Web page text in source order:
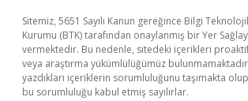
Sitemiz, 5651 Sayılı Kanun gereğince Bilgi
Kurumu (BTK) tarafından onaylanmış bir Yer
vermektedir. Bu nedenle, sitedeki içerikleri
veya araştırma yükümlülüğümüz
yazdıkları içeriklerin sorumluluğunu taşımakta
bu sorumluluğu kabul etmiş sayılırlar.